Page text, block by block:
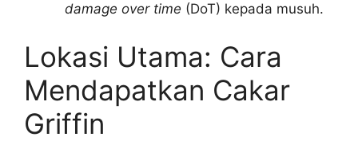
damage over time (DoT) kepada musuh.
Lokasi Utama: Cara
Mendapatkan Cakar
Griffin